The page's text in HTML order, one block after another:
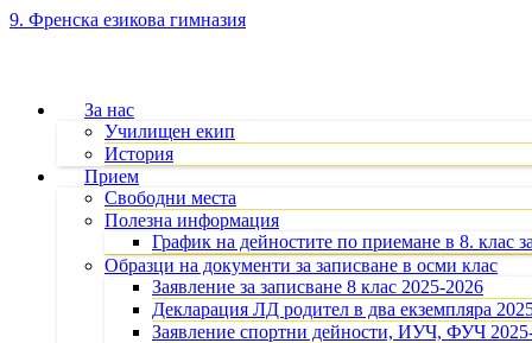
9. Френска езикова гимназия
За нас
Училищен екип
История
Прием
Свободни места
Полезна информация
График на дейностите по приемане в 8. клас
Образци на документи за записване в осми клас
Заявление за записване 8 клас 2025-2026
Декларация ЛД родител в два екземпляра
Заявление спортни дейности, ИУЧ, ФУЧ